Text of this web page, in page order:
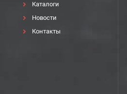
Каталоги
Новости
Контакты